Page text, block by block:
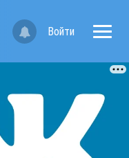
Войти